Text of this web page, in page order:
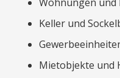
Keller und
Mietobjekte und